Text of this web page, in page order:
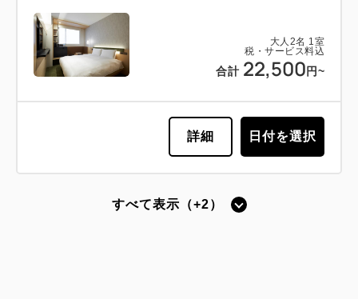
大人 2名 1室
税・サービス料込
合計 22,500 円~
詳細 日付を選択
すべて表示（+2）